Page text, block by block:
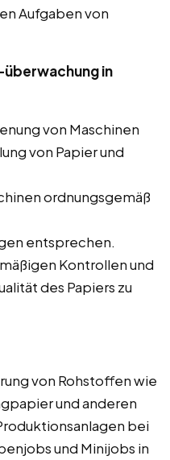
Aufgaben von
in
von Maschinen
von Papier und
ordnungsgemäß
entsprechen.
Kontrollen und
des Papiers zu
von Rohstoffen wie
und anderen
bei
und Minijobs in